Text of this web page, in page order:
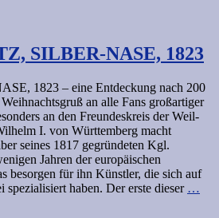
SILBER-NASE, 1823
1823 – eine Entdeckung nach 200
an alle Fans großartiger
an den Freundeskreis der Weil-
I. von Württemberg macht
seines 1817 gegründeten Kgl.
Jahren der europäischen
besorgen für ihn Künstler, die sich auf
spezialisiert haben. Der erste dieser …